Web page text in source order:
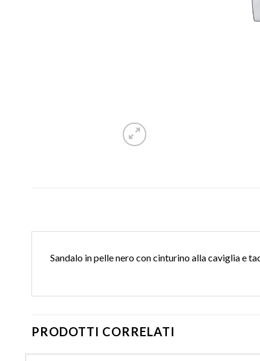
Sandalo in pelle nero con cinturino alla caviglia e
PRODOTTI CORRELATI